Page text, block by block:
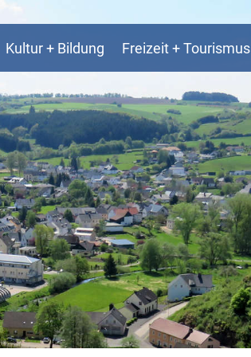
Kultur + Bildung Freizeit + Tourismus